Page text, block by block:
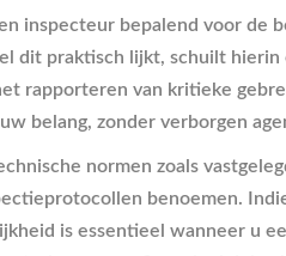
inspecteur bepalend voor de
dit praktisch lijkt, schuilt
rapporteren van kritieke
belang, zonder verborgen
normen zoals
benoemen.
is essentieel wanneer u